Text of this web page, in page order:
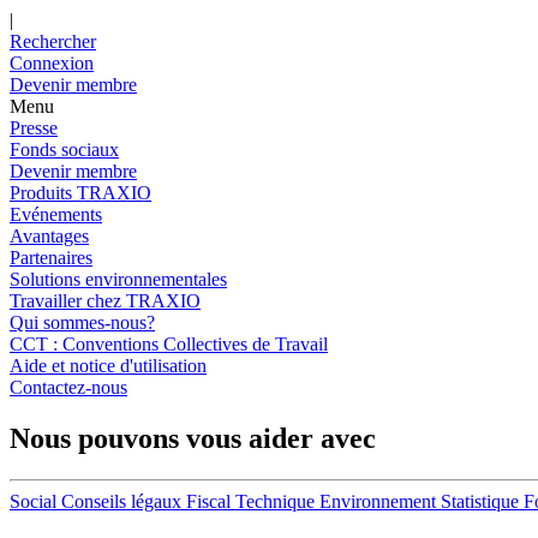
|
Rechercher
Connexion
Devenir membre
Menu
Presse
Fonds sociaux
Devenir membre
Produits TRAXIO
Evénements
Avantages
Partenaires
Solutions environnementales
Travailler chez TRAXIO
Qui sommes-nous?
CCT : Conventions Collectives de Travail
Aide et notice d'utilisation
Contactez-nous
Nous pouvons vous aider avec
Social Conseils légaux Fiscal Technique Environnement Statistique